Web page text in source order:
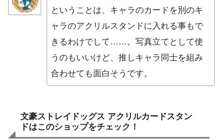
ということは、キャラのカードを別のキ
ャラのアクリルスタンドに入れる事もで
きるわけでして……。写真立てとして使
うのもいいけど、推しキャラ同士を組み
合わせても面白そうです。
文豪ストレイドッグス アクリルカードスタン
ドはこのショップをチェック！